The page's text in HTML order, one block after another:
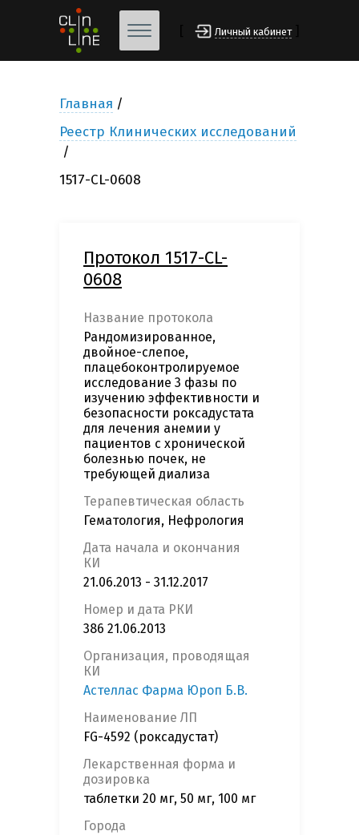
Личный кабинет
Главная
Реестр Клинических исследований
1517-CL-0608
Протокол 1517-CL-
0608
Название протокола
Рандомизированное,
двойное-слепое,
плацебоконтролируемое
исследование 3 фазы по
изучению эффективности и
безопасности роксадустата
для лечения анемии у
пациентов с хронической
болезнью почек, не
требующей диализа
Терапевтическая область
Гематология, Нефрология
Дата начала и окончания
КИ
21.06.2013 - 31.12.2017
Номер и дата РКИ
386 21.06.2013
Организация, проводящая
КИ
Астеллас Фарма Юроп Б.В.
Наименование ЛП
FG-4592 (роксадустат)
Лекарственная форма и
дозировка
таблетки 20 мг, 50 мг, 100 мг
Города